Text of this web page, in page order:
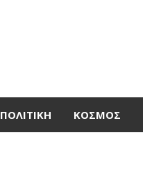
ΠΟΛΙΤΙΚΉ ΚΌΣΜΟΣ